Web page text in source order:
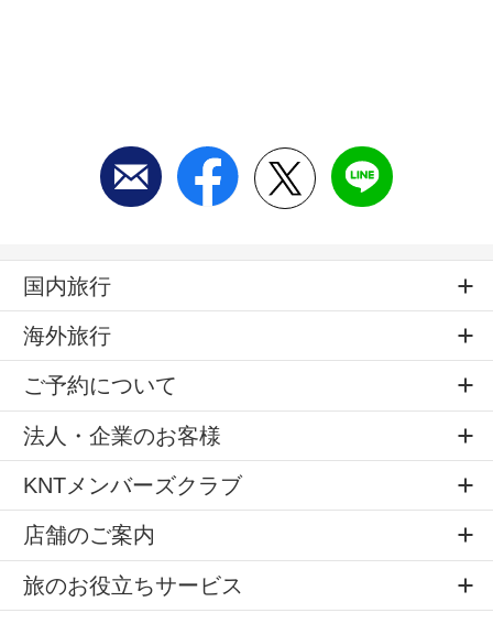
国内旅行
海外旅行
ご予約について
法人・企業のお客様
KNTメンバーズクラブ
店舗のご案内
旅のお役立ちサービス